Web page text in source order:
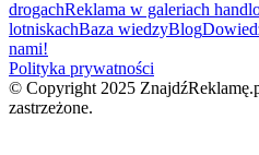
drogachReklama w galeriach
lotniskachBaza wiedzyBlog
nami!
Polityka prywatności
© Copyright 2025
zastrzeżone.